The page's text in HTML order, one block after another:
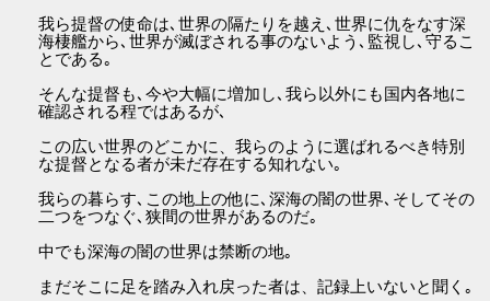
我ら提督の使命は､世界の隔たりを越え､世界に仇をなす深
海棲艦から､世界が滅ぼされる事のないよう､監視し､守るこ
とである｡
そんな提督も､今や大幅に増加し､我ら以外にも国内各地に
確認される程ではあるが､
この広い世界のどこかに、我らのように選ばれるべき特別
な提督となる者が未だ存在する知れない｡
我らの暮らす､この地上の他に､深海の闇の世界､そしてその
二つをつなぐ､狭間の世界があるのだ｡
中でも深海の闇の世界は禁断の地｡
まだそこに足を踏み入れ戻った者は、記録上いないと聞く｡